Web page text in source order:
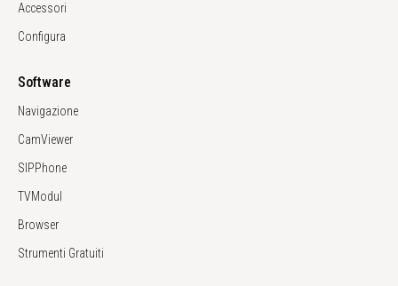
Accessori
Configura
Software
Navigazione
CamViewer
SIPPhone
TVModul
Browser
Strumenti Gratuiti